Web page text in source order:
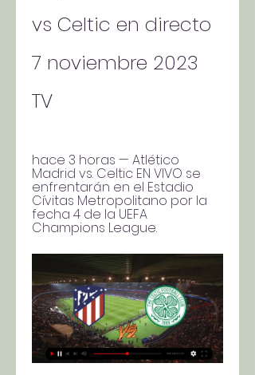
vs Celtic en directo
7 noviembre 2023
TV
hace 3 horas — Atlético
Madrid vs. Celtic EN VIVO se
enfrentarán en el Estadio
Cívitas Metropolitano por la
fecha 4 de la UEFA
Champions League.